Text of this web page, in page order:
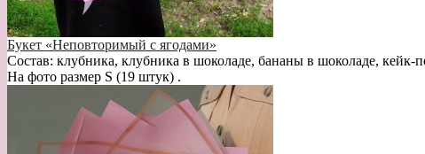
Букет «Неповторимый с ягодами»
Состав: клубника, клубника в шоколаде, бананы в шоколаде,
На фото размер S (19 штук) .